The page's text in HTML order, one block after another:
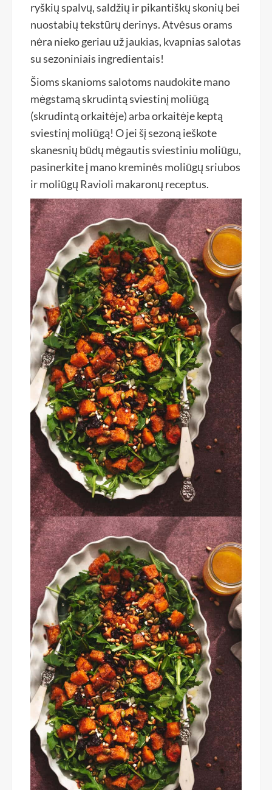
ryškių spalvų, saldžių ir pikantiškų skonių bei
nuostabių tekstūrų derinys. Atvėsus orams
nėra nieko geriau už jaukias, kvapnias salotas
su sezoniniais ingredientais!
Šioms skanioms salotoms naudokite mano
mėgstamą skrudintą sviestinį moliūgą
(skrudintą orkaitėje) arba orkaitėje keptą
sviestinį moliūgą! O jei šį sezoną ieškote
skanesnių būdų mėgautis sviestiniu moliūgu,
pasinerkite į mano kreminės moliūgų sriubos
ir moliūgų Ravioli makaronų receptus.